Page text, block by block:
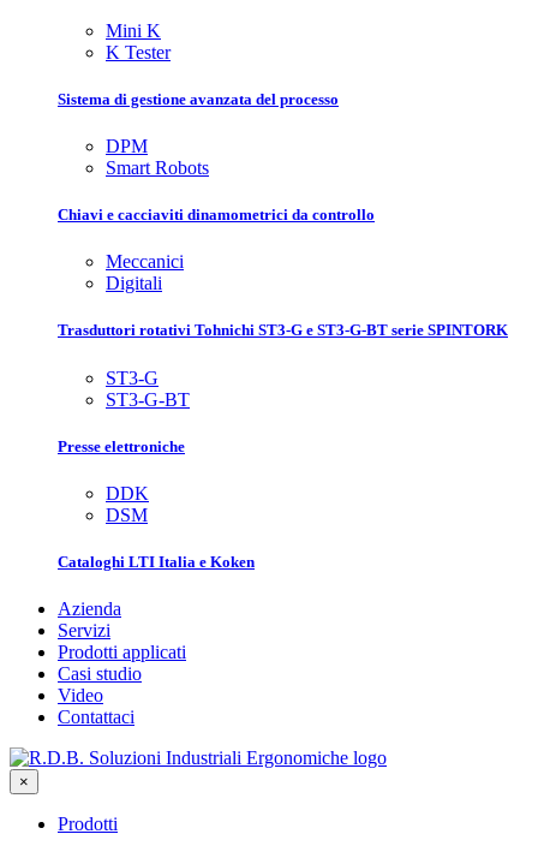
Mini K
K Tester
Sistema di gestione avanzata del processo
DPM
Smart Robots
Chiavi e cacciaviti dinamometrici da controllo
Meccanici
Digitali
Trasduttori rotativi Tohnichi ST3-G e ST3-G-BT serie SPINTORK
ST3-G
ST3-G-BT
Presse elettroniche
DDK
DSM
Cataloghi LTI Italia e Koken
Azienda
Servizi
Prodotti applicati
Casi studio
Video
Contattaci
×
Prodotti